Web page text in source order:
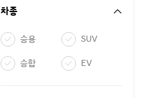
차종
승용 SUV
승합 EV